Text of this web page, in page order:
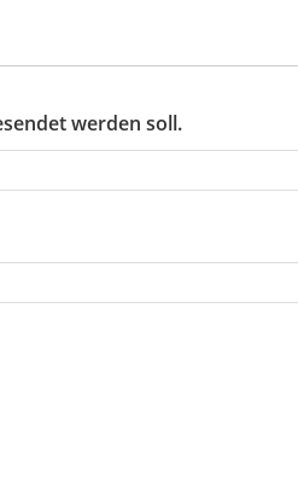
werden soll.